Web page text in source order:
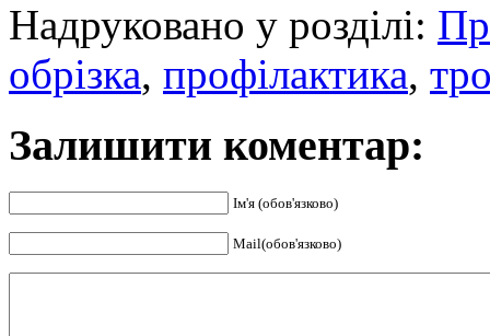
Надруковано у розділі:
обрізка, профілактика,
Залишити коментар:
Ім'я (обов'язково)
Mail(обов'язково)